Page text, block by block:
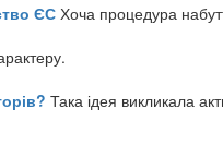
ЄС Хоча процедура
Така ідея викликала